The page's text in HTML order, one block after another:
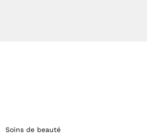
Soins de beauté